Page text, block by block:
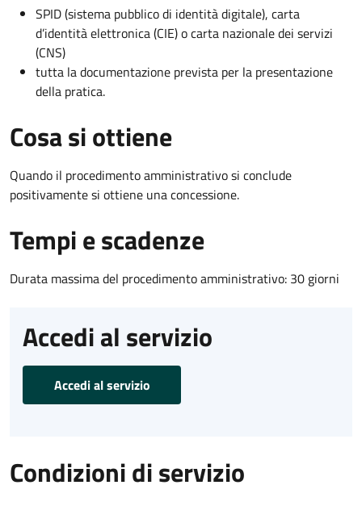
SPID (sistema pubblico di identità digitale), carta
d’identità elettronica (CIE) o carta nazionale dei servizi
(CNS)
tutta la documentazione prevista per la presentazione
della pratica.
Cosa si ottiene
Quando il procedimento amministrativo si conclude
positivamente si ottiene una concessione.
Tempi e scadenze
Durata massima del procedimento amministrativo: 30 giorni
Accedi al servizio
Accedi al servizio
Condizioni di servizio